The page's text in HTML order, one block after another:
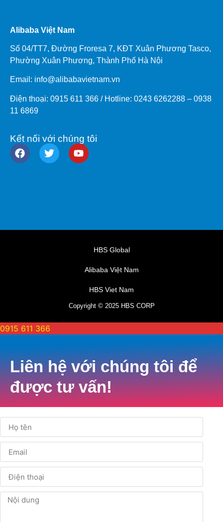
Alibaba Việt Nam
Số 04/TT7, Đường Froresa 7, KĐT Xuân Phương Tasco,
Phường Xuân Phương, Thành Phố Hà Nội
Email: info@alibabavietnam.vn
Điện thoại: 0915 611 366 / Hotline: 0243 6262288 – 0938
11 6869
Kết nối với chúng tôi
HBS Global
Alibaba Việt Nam
HBS Viet Nam
Copyright © 2025 HBS CORP
0915 611 366
Liên hệ với chúng tôi để
được tư vấn!